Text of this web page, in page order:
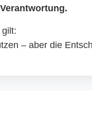
– aber die